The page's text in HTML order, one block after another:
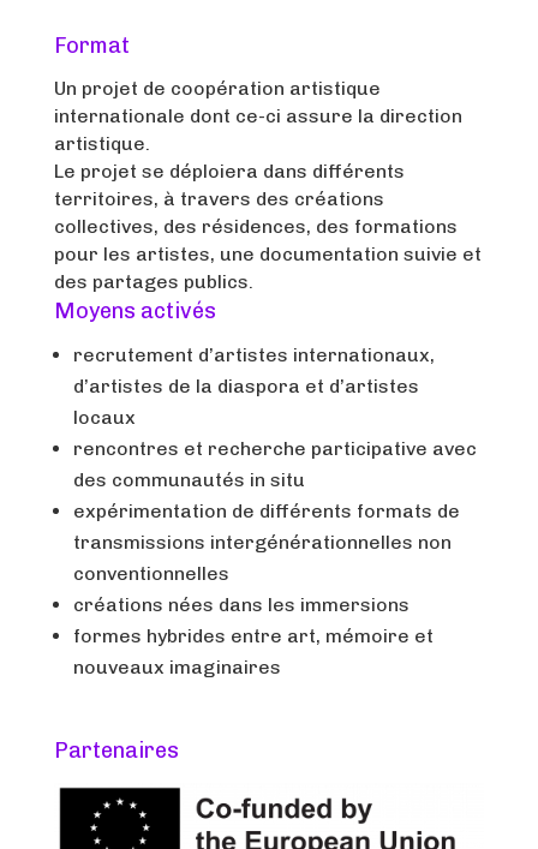
Format
Un projet de coopération artistique
internationale dont ce-ci assure la direction
artistique.
Le projet se déploiera dans différents
territoires, à travers des créations
collectives, des résidences, des formations
pour les artistes, une documentation suivie et
des partages publics.
Moyens activés
recrutement d’artistes internationaux,
d’artistes de la diaspora et d’artistes
locaux
rencontres et recherche participative avec
des communautés in situ
expérimentation de différents formats de
transmissions intergénérationnelles non
conventionnelles
créations nées dans les immersions
formes hybrides entre art, mémoire et
nouveaux imaginaires
Partenaires